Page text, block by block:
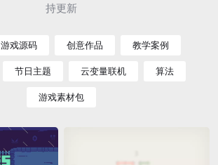
持更新
游戏源码 创意作品 教学案例
节日主题 云变量联机 算法
游戏素材包